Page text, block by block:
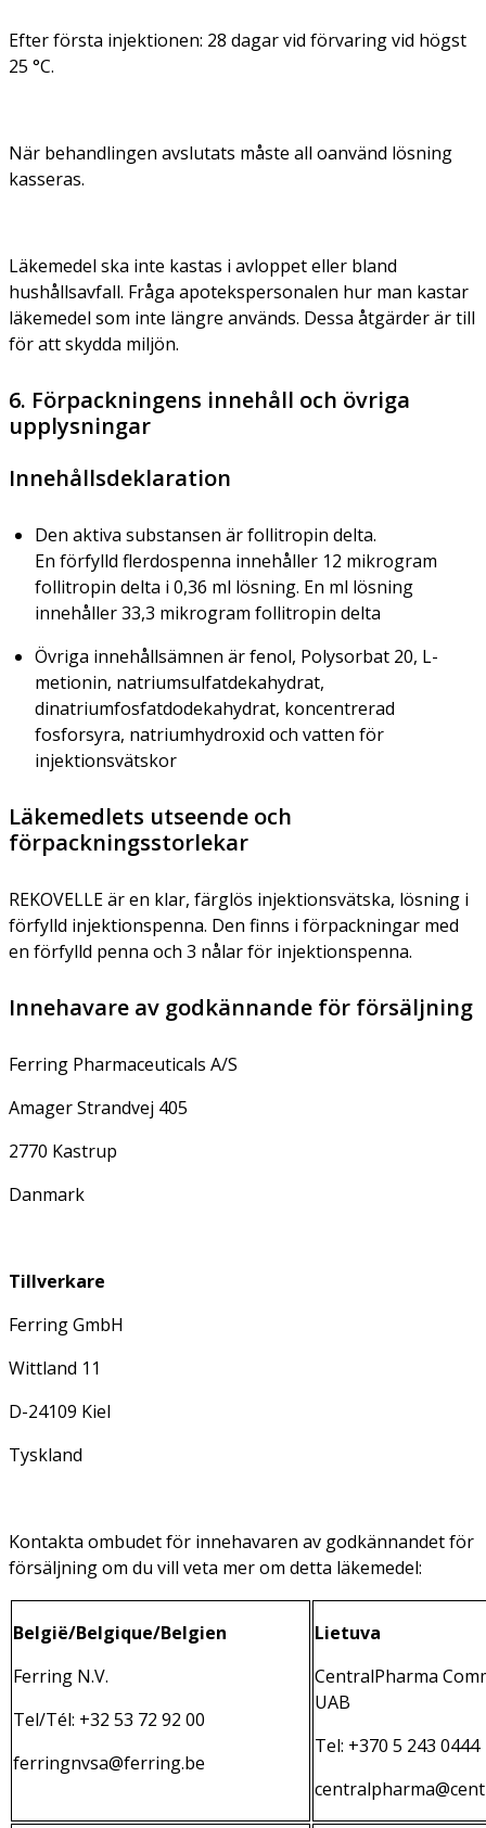
Efter första injektionen: 28 dagar vid förvaring vid högst
25 °C.
När behandlingen avslutats måste all oanvänd lösning
kasseras.
Läkemedel ska inte kastas i avloppet eller bland
hushållsavfall. Fråga apotekspersonalen hur man kastar
läkemedel som inte längre används. Dessa åtgärder är till
för att skydda miljön.
6. Förpackningens innehåll och övriga
upplysningar
Innehållsdeklaration
Den aktiva substansen är follitropin delta.
En förfylld flerdospenna innehåller 12 mikrogram
follitropin delta i 0,36 ml lösning. En ml lösning
innehåller 33,3 mikrogram follitropin delta
Övriga innehållsämnen är fenol, Polysorbat 20, L-
metionin, natriumsulfatdekahydrat,
dinatriumfosfatdodekahydrat, koncentrerad
fosforsyra, natriumhydroxid och vatten för
injektionsvätskor
Läkemedlets utseende och
förpackningsstorlekar
REKOVELLE är en klar, färglös injektionsvätska, lösning i
förfylld injektionspenna. Den finns i förpackningar med
en förfylld penna och 3 nålar för injektionspenna.
Innehavare av godkännande för försäljning
Ferring Pharmaceuticals A/S
Amager Strandvej 405
2770 Kastrup
Danmark
Tillverkare
Ferring GmbH
Wittland 11
D-24109 Kiel
Tyskland
Kontakta ombudet för innehavaren av godkännandet för
försäljning om du vill veta mer om detta läkemedel:
België/Belgique/Belgien
Ferring N.V.
Tel/Tél: +32 53 72 92 00
ferringnvsa@ferring.be
Lietuva
CentralPharma
UAB
Tel: +370 5 243 0444